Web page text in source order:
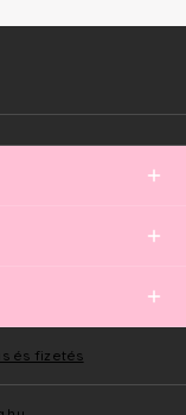
és fizetés